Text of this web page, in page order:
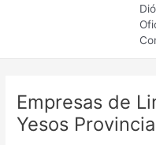
Empresas de
Yesos